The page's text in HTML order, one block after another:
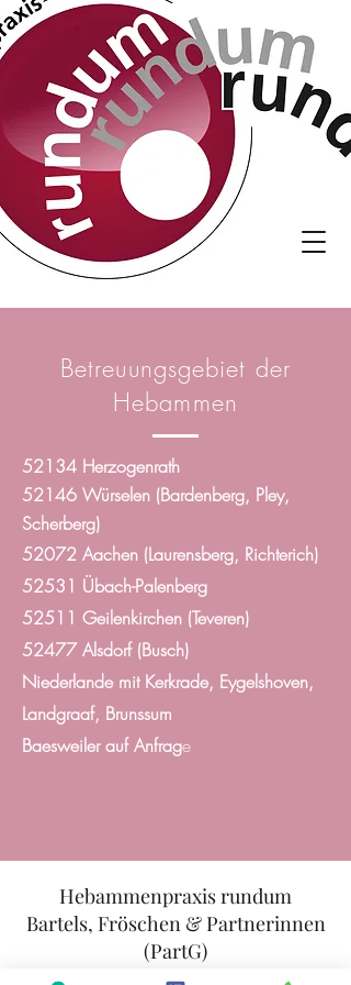
Betreuungsgebiet der
Hebammen
52134 Herzogenrath
52146 Würselen (Bardenberg, Pley,
Scherberg)
52072 Aachen (Laurensberg, Richterich)
52531 Übach-Palenberg
52511 Geilenkirchen (Teveren)
52477 Alsdorf (Busch)
Niederlande mit Kerkrade, Eygelshoven,
Landgraaf, Brunssum
Baesweiler auf Anfrage
Hebammenpraxis rundum
Bartels, Fröschen & Partnerinnen
(PartG)